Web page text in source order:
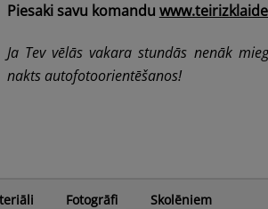
Piesaki savu komandu
Ja Tev vēlās vakara stundās nenāk
nakts autofotoorientēšanos!
Fotogrāfi Skolēniem